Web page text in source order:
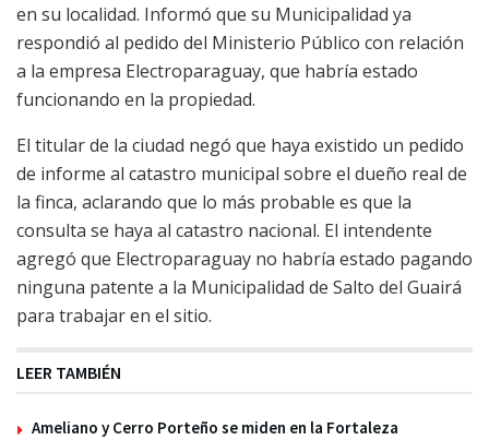
en su localidad. Informó que su Municipalidad ya
respondió al pedido del Ministerio Público con relación
a la empresa Electroparaguay, que habría estado
funcionando en la propiedad.
El titular de la ciudad negó que haya existido un pedido
de informe al catastro municipal sobre el dueño real de
la finca, aclarando que lo más probable es que la
consulta se haya al catastro nacional. El intendente
agregó que Electroparaguay no habría estado pagando
ninguna patente a la Municipalidad de Salto del Guairá
para trabajar en el sitio.
LEER TAMBIÉN
Ameliano y Cerro Porteño se miden en la Fortaleza